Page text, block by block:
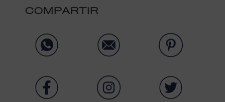
COMPARTIR